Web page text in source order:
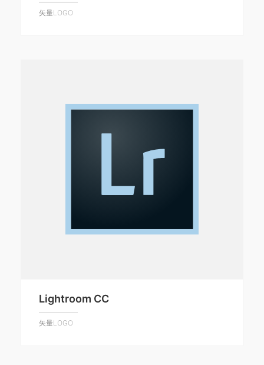
矢量LOGO
Lightroom CC
矢量LOGO